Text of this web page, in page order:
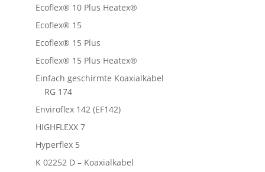
Ecoflex® 10 Plus Heatex®
Ecoflex® 15
Ecoflex® 15 Plus
Ecoflex® 15 Plus Heatex®
Einfach geschirmte Koaxialkabel
RG 174
Enviroflex 142 (EF142)
HIGHFLEXX 7
Hyperflex 5
K 02252 D – Koaxialkabel